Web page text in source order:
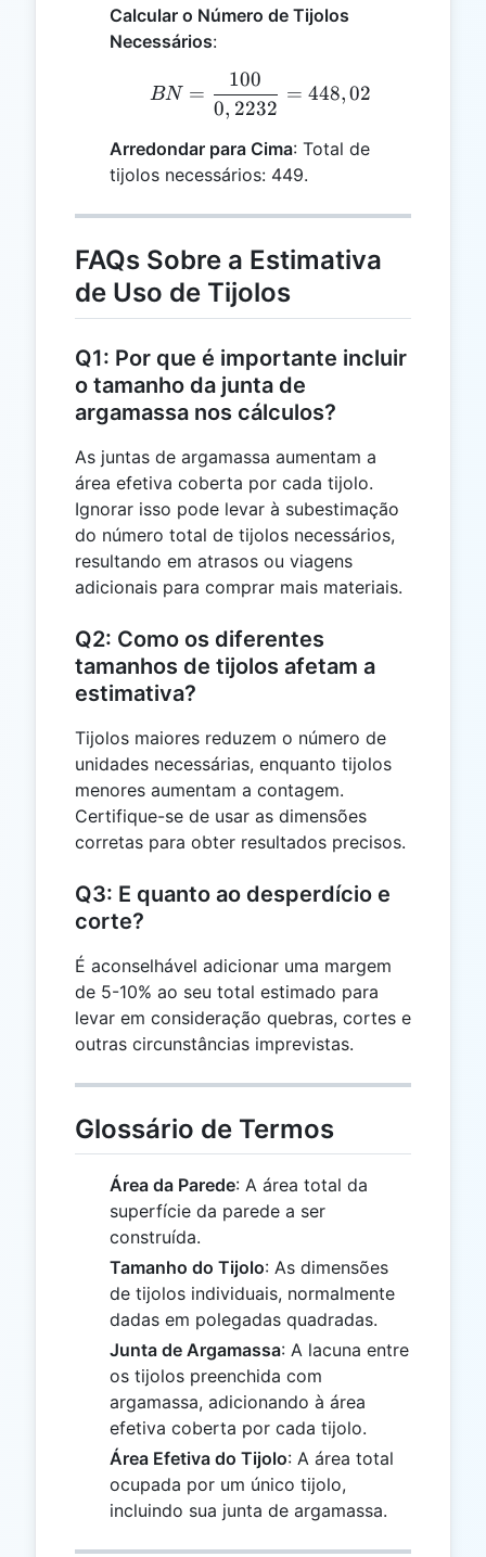
Calcular o Número de Tijolos
Necessários:
BN =
BN =
0, 2232
100
= 448,02
Arredondar para Cima: Total de
tijolos necessários: 449.
FAQs Sobre a Estimativa
de Uso de Tijolos
Q1: Por que é importante incluir
o tamanho da junta de
argamassa nos cálculos?
As juntas de argamassa aumentam a
área efetiva coberta por cada tijolo.
Ignorar isso pode levar à subestimação
do número total de tijolos necessários,
resultando em atrasos ou viagens
adicionais para comprar mais materiais.
Q2: Como os diferentes
tamanhos de tijolos afetam a
estimativa?
Tijolos maiores reduzem o número de
unidades necessárias, enquanto tijolos
menores aumentam a contagem.
Certifique-se de usar as dimensões
corretas para obter resultados precisos.
Q3: E quanto ao desperdício e
corte?
É aconselhável adicionar uma margem
de 5-10% ao seu total estimado para
levar em consideração quebras, cortes e
outras circunstâncias imprevistas.
Glossário de Termos
Área da Parede: A área total da
superfície da parede a ser
construída.
Tamanho do Tijolo: As dimensões
de tijolos individuais, normalmente
dadas em polegadas quadradas.
Junta de Argamassa: A lacuna entre
os tijolos preenchida com
argamassa, adicionando à área
efetiva coberta por cada tijolo.
Área Efetiva do Tijolo: A área total
ocupada por um único tijolo,
incluindo sua junta de argamassa.